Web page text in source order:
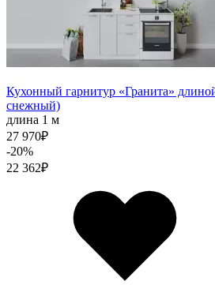
Кухонный гарнитур «Гранита»
снежный)
длина 1 м
27 970₽
-20%
22 362₽